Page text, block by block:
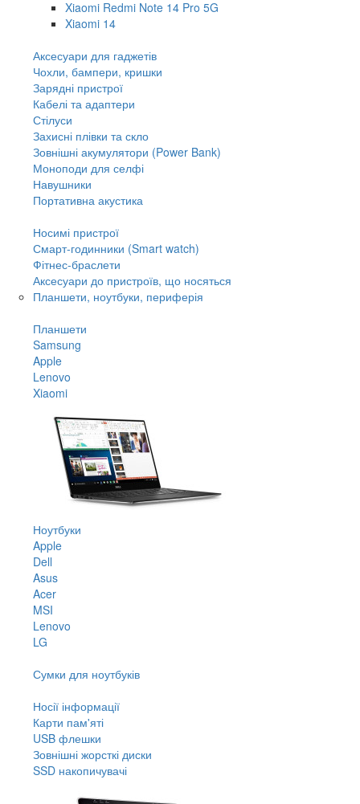
Xiaomi Redmi Note 14 Pro 5G
Xiaomi 14
Аксесуари для гаджетів
Чохли, бампери, кришки
Зарядні пристрої
Кабелі та адаптери
Стілуси
Захисні плівки та скло
Зовнішні акумулятори (Power Bank)
Моноподи для селфі
Навушники
Портативна акустика
Носимі пристрої
Смарт-годинники (Smart watch)
Фітнес-браслети
Аксесуари до пристроїв, що носяться
Планшети, ноутбуки, периферія
Планшети
Samsung
Apple
Lenovo
Xiaomi
Ноутбуки
Apple
Dell
Asus
Acer
MSI
Lenovo
LG
Сумки для ноутбуків
Носії інформації
Карти пам'яті
USB флешки
Зовнішні жорсткі диски
SSD накопичувачі